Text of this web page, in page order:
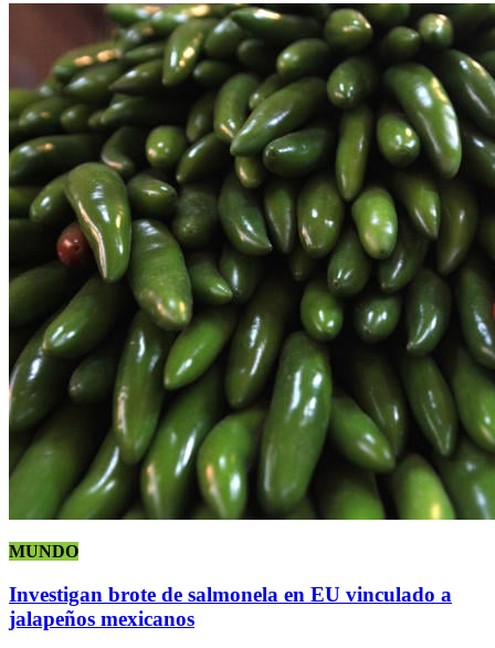
MUNDO
Investigan brote de salmonela en EU vinculado a
jalapeños mexicanos